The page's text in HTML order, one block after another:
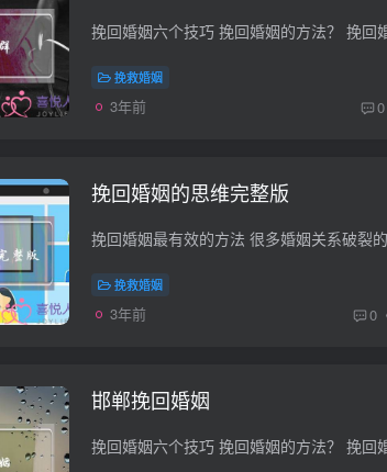
挽救婚姻
3年前 0
挽回婚姻的思维完整版
挽救婚姻
3年前 0
邯郸挽回婚姻